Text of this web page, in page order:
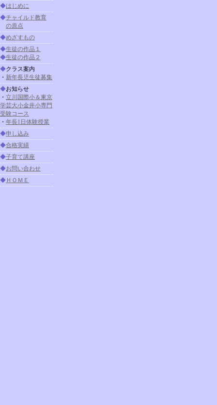
◆はじめに
◆チャイルド教育
の原点
◆めざすもの
◆生徒の作品１
◆生徒の作品２
◆クラス案内
・ 新年長児生徒募集
◆お知らせ
・ 立川国際小＆東京
学芸大小金井小専門
受験コース
・ 年長1日体験授業
◆申し込み
◆合格実績
◆子育て講座
◆お問い合わせ
◆ ＨＯＭＥ